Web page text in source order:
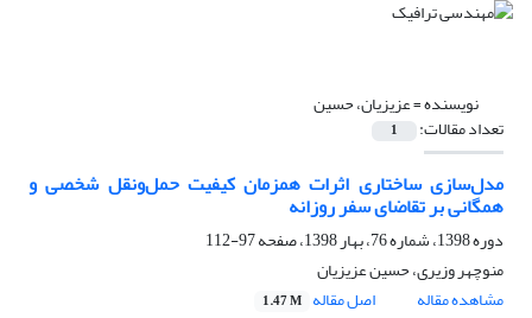
نویسنده =عزیزیان، حسین
تعداد مقالات: 1
مدل‌سازی ساختاری اثرات همزمان کیفیت حمل‌ونقل شخصی و
همگانی بر تقاضای سفر روزانه
دوره 1398، شماره 76، بهار 1398، صفحه
97-112
منوچهر وزیری، حسین عزیزیان
مشاهده مقاله
اصل مقاله 1.47 M